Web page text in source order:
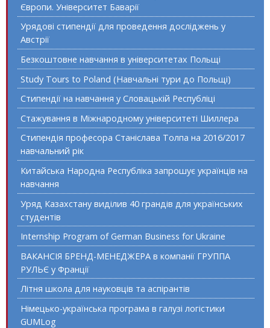
Європи. Університет Баварії
Урядові стипендії для проведення досліджень у
Австрії
Безкоштовне навчання в університетах Польщі
Study Tours to Poland (Навчальні тури до Польщі)
Стипендії на навчання у Словацькій Республіці
Стажування в Міжнародному університеті Шиллера
Стипендія професора Станіслава Толпа на 2016/2017
навчальний рік
Китайська Народна Республіка запрошує українців на
навчання
Уряд Казахстану виділив 40 грандів для українських
студентів
Internship Program of German Business for Ukraine
ВАКАНСІЯ БРЕНД-МЕНЕДЖЕРА в компанії ГРУППА
РУЛЬЄ у Франції
Літня школа для науковців та аспірантів
Німецько-українська програма в галузі логістики
GUMLog